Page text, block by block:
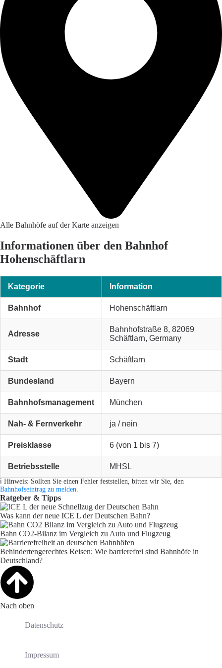
Alle Bahnhöfe auf der Karte anzeigen
Informationen über den Bahnhof
Hohenschäftlarn
Kategorie Information
Bahnhof Hohenschäftlarn
Adresse
Bahnhofstraße 8, 82069
Schäftlarn, Germany
Stadt Schäftlarn
Bundesland Bayern
Bahnhofsmanagement München
Nah- & Fernverkehr ja / nein
Preisklasse 6 (von 1 bis 7)
Betriebsstelle MHSL
ℹ️ Hinweis: Sollten Sie einen Fehler feststellen, bitten wir Sie, den
Bahnhofseintrag zu melden.
Ratgeber & Tipps
Was kann der neue ICE L der Deutschen Bahn?
Bahn CO2-Bilanz im Vergleich zu Auto und Flugzeug
Behindertengerechtes Reisen: Wie barrierefrei sind Bahnhöfe in
Deutschland?
Nach oben
Datenschutz
Impressum